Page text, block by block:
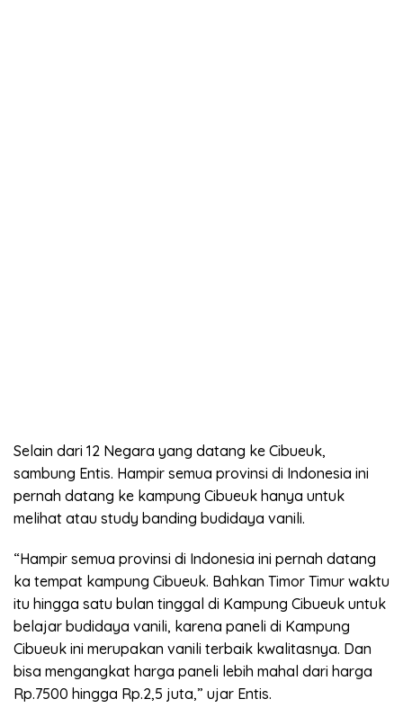
Selain dari 12 Negara yang datang ke Cibueuk,
sambung Entis. Hampir semua provinsi di Indonesia ini
pernah datang ke kampung Cibueuk hanya untuk
melihat atau study banding budidaya vanili.
“Hampir semua provinsi di Indonesia ini pernah datang
ka tempat kampung Cibueuk. Bahkan Timor Timur waktu
itu hingga satu bulan tinggal di Kampung Cibueuk untuk
belajar budidaya vanili, karena paneli di Kampung
Cibueuk ini merupakan vanili terbaik kwalitasnya. Dan
bisa mengangkat harga paneli lebih mahal dari harga
Rp.7500 hingga Rp.2,5 juta,” ujar Entis.